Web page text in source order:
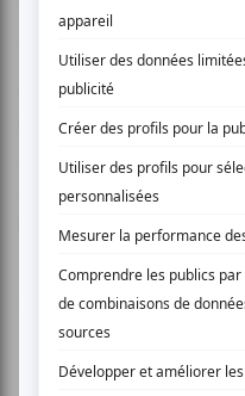
À la croisée du cirque, de
Raphaëlle Boitel signe
visuelle. Mât chinois,
incarnent une lutte
Ode à la liberté,
drôlerie cruelle, cette
résistance : un appel
Site Web